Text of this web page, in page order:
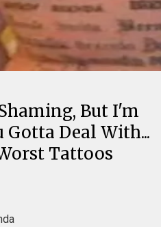
But I'm
Deal With...
Tattoos